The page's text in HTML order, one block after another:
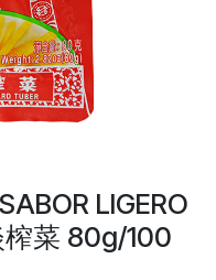
LIGERO
菜 80g/100